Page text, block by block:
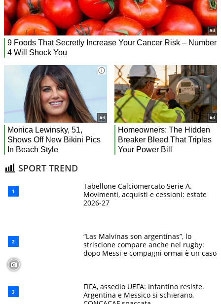
SPORT TREND
Tabellone Calciomercato Serie A.
Movimenti, acquisti e cessioni: estate
2026-27
“Las Malvinas son argentinas”, lo
striscione compare anche nel rugby:
dopo Messi e compagni ormai è un caso
FIFA, assedio UEFA: Infantino resiste.
Argentina e Messico si schierano,